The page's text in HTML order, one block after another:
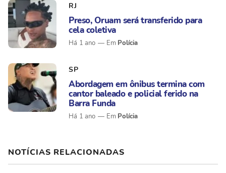
RJ
Preso, Oruam será transferido para
cela coletiva
Há 1 ano Polícia
SP
Abordagem em ônibus termina com
cantor baleado e policial ferido na
Barra Funda
Há 1 ano Polícia
NOTÍCIAS RELACIONADAS